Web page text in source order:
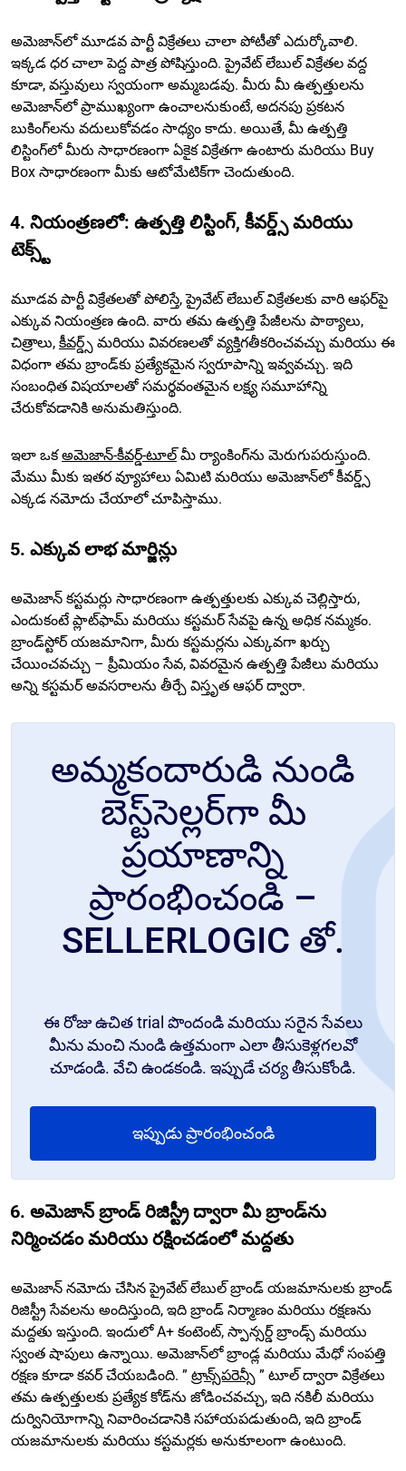
అమెజాన్‌లో మూడవ పార్టీ విక్రేతలు చాలా పోటీతో ఎదుర్కోవాలి.
ఇక్కడ ధర చాలా పెద్ద పాత్ర పోషిస్తుంది. ప్రైవేట్ లేబుల్ విక్రేతల వద్ద
కూడా, వస్తువులు స్వయంగా అమ్మబడవు. మీరు మీ ఉత్పత్తులను
అమెజాన్‌లో ప్రాముఖ్యంగా ఉంచాలనుకుంటే, అదనపు ప్రకటన
బుకింగ్‌లను వదులుకోవడం సాధ్యం కాదు. అయితే, మీ ఉత్పత్తి
లిస్టింగ్‌లో మీరు సాధారణంగా ఏకైక విక్రేతగా ఉంటారు మరియు Buy
Box సాధారణంగా మీకు ఆటోమేటిక్‌గా చెందుతుంది.
4. నియంత్రణలో: ఉత్పత్తి లిస్టింగ్, కీవర్డ్స్ మరియు
టెక్స్ట్
మూడవ పార్టీ విక్రేతలతో పోలిస్తే, ప్రైవేట్ లేబుల్ విక్రేతలకు వారి ఆఫర్‌పై
ఎక్కువ నియంత్రణ ఉంది. వారు తమ ఉత్పత్తి పేజీలను పాఠ్యాలు,
చిత్రాలు, కీవర్డ్స్ మరియు వివరణలతో వ్యక్తిగతీకరించవచ్చు మరియు ఈ
విధంగా తమ బ్రాండ్‌కు ప్రత్యేకమైన స్వరూపాన్ని ఇవ్వవచ్చు. ఇది
సంబంధిత విషయాలతో సమర్థవంతమైన లక్ష్య సమూహాన్ని
చేరుకోవడానికి అనుమతిస్తుంది.
ఇలా ఒకఅమెజాన్-కీవర్డ్-టూల్మీ ర్యాంకింగ్‌ను మెరుగుపరుస్తుంది.
మేము మీకు ఇతర వ్యూహాలు ఏమిటి మరియు అమెజాన్‌లో కీవర్డ్స్
ఎక్కడ నమోదు చేయాలో చూపిస్తాము.
5. ఎక్కువ లాభ మార్జిన్లు
అమెజాన్ కస్టమర్లు సాధారణంగా ఉత్పత్తులకు ఎక్కువ చెల్లిస్తారు,
ఎందుకంటే ప్లాట్‌ఫామ్ మరియు కస్టమర్ సేవపై ఉన్న అధిక నమ్మకం.
బ్రాండ్‌స్టోర్ యజమానిగా, మీరు కస్టమర్లను ఎక్కువగా ఖర్చు
చేయించవచ్చు – ప్రీమియం సేవ, వివరమైన ఉత్పత్తి పేజీలు మరియు
అన్ని కస్టమర్ అవసరాలను తీర్చే విస్తృత ఆఫర్ ద్వారా.
అమ్మకందారుడి నుండి
బెస్ట్‌సెల్లర్‌గా మీ
ప్రయాణాన్ని
ప్రారంభించండి –
SELLERLOGIC తో.
ఈ రోజు ఉచిత trial పొందండి మరియు సరైన సేవలు
మీను మంచి నుండి ఉత్తమంగా ఎలా తీసుకెళ్లగలవో
చూడండి. వేచి ఉండకండి. ఇప్పుడే చర్య తీసుకోండి.
ఇప్పుడు ప్రారంభించండి
6. అమెజాన్ బ్రాండ్ రిజిస్ట్రీ ద్వారా మీ బ్రాండ్‌ను
నిర్మించడం మరియు రక్షించడంలో మద్దతు
అమెజాన్ నమోదు చేసిన ప్రైవేట్ లేబుల్ బ్రాండ్ యజమానులకు బ్రాండ్
రిజిస్ట్రీ సేవలను అందిస్తుంది, ఇది బ్రాండ్ నిర్మాణం మరియు రక్షణను
మద్దతు ఇస్తుంది. ఇందులో A+ కంటెంట్, స్పాన్సర్డ్ బ్రాండ్స్ మరియు
స్వంత షాపులు ఉన్నాయి. అమెజాన్‌లో బ్రాండ్ల మరియు మేధో సంపత్తి
రక్షణ కూడా కవర్ చేయబడింది. ” ట్రాన్స్‌పరెన్సీ ” టూల్ ద్వారా విక్రేతలు
తమ ఉత్పత్తులకు ప్రత్యేక కోడ్‌ను జోడించవచ్చు, ఇది నకిలీ మరియు
దుర్వినియోగాన్ని నివారించడానికి సహాయపడుతుంది, ఇది బ్రాండ్
యజమానులకు మరియు కస్టమర్లకు అనుకూలంగా ఉంటుంది.